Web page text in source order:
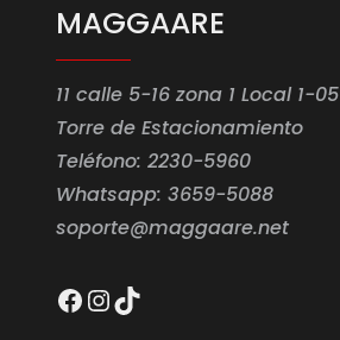
MAGGAARE
11 calle 5-16 zona 1 Local 1-05
Torre de Estacionamiento
Teléfono: 2230-5960
Whatsapp: 3659-5088
soporte@maggaare.net
Facebook
Instagram
TikTok